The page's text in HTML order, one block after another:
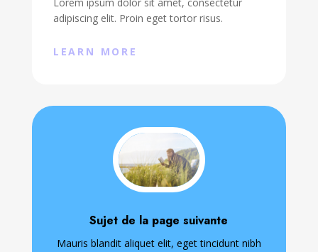
adipiscing elit. Proin eget tortor risus.
LEARN MORE
Sujet de la page suivante
Mauris blandit aliquet elit, eget tincidunt nibh